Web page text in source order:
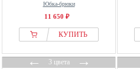
Юбка-брюки
11 650 ₽
КУПИТЬ
←3 цвета→